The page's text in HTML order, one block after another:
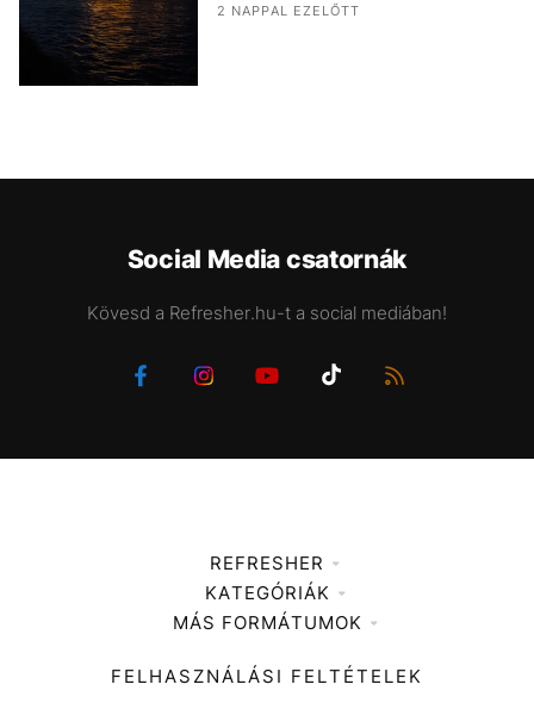
2 NAPPAL EZELŐTT
Social Media csatornák
Kövesd a Refresher.hu-t a social mediában!
REFRESHER
Médiaajánlat
KATEGÓRIÁK
Zene
Divat
MÁS FORMÁTUMOK
FELHASZNÁLÁSI FELTÉTELEK